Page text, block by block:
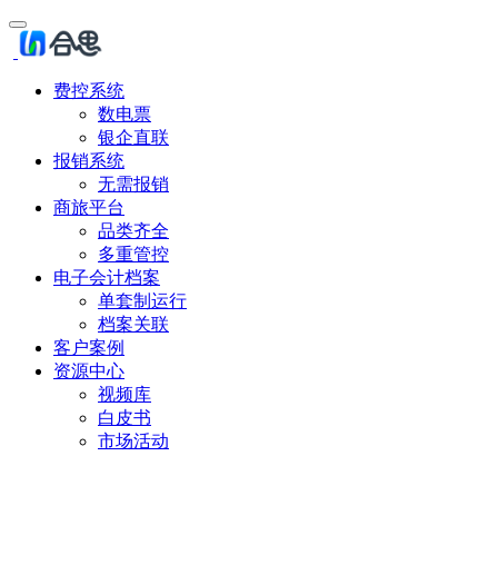
费控系统
数电票
银企直联
报销系统
无需报销
商旅平台
品类齐全
多重管控
电子会计档案
单套制运行
档案关联
客户案例
资源中心
视频库
白皮书
市场活动